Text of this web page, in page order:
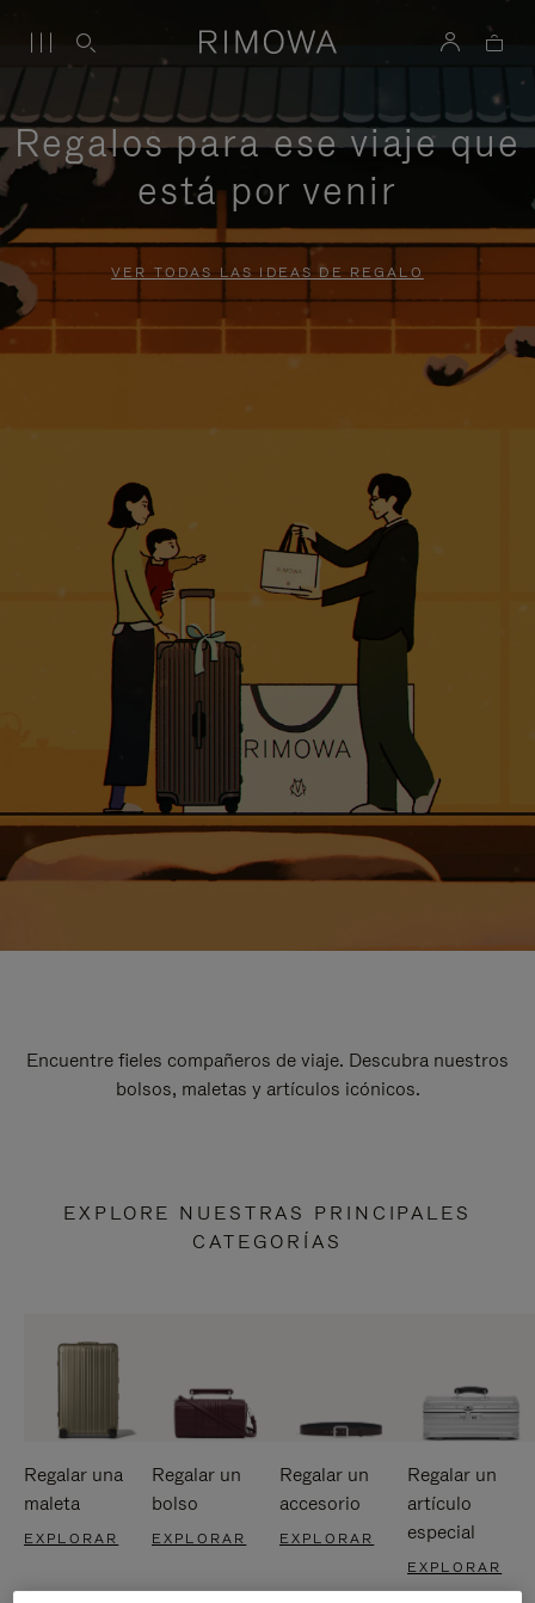
Regalos para ese viaje que
está por venir
VER TODAS LAS IDEAS DE REGALO
Encuentre fieles compañeros de viaje. Descubra nuestros
bolsos, maletas y artículos icónicos.
EXPLORE NUESTRAS PRINCIPALES
CATEGORÍAS
Regalar una
maleta
EXPLORAR
Regalar un
bolso
EXPLORAR
Regalar un
accesorio
EXPLORAR
Regalar un
artículo
especial
EXPLORAR